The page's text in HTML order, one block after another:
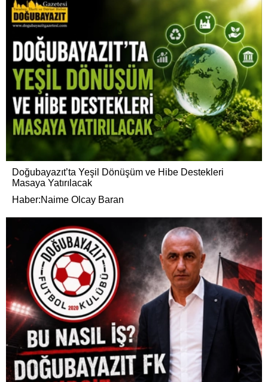
Doğubayazıt’ta Yeşil Dönüşüm ve Hibe Destekleri
Masaya Yatırılacak
Haber:Naime Olcay Baran